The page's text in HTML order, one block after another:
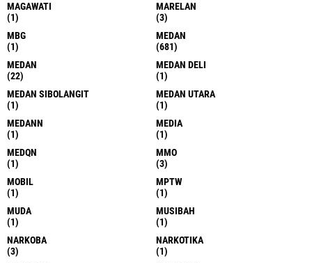
MAGAWATI
(1)
MARELAN
(3)
MBG
(1)
MEDAN
(681)
MEDAN
(22)
MEDAN DELI
(1)
MEDAN SIBOLANGIT
(1)
MEDAN UTARA
(1)
MEDANN
(1)
MEDIA
(1)
MEDQN
(1)
MMO
(3)
MOBIL
(1)
MPTW
(1)
MUDA
(1)
MUSIBAH
(1)
NARKOBA
(3)
NARKOTIKA
(1)